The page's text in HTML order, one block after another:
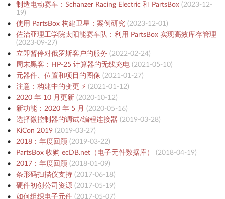
制造电动赛车：Schanzer Racing Electric 和 PartsBox(2023-12-
19)
使用 PartsBox 构建卫星：案例研究(2023-12-01)
佐治亚理工学院太阳能赛车队：利用 PartsBox 实现高效库存管理
(2023-09-27)
立即暂停对俄罗斯客户的服务 (2022-02-24)
周末黑客：HP-25 计算器的无线充电(2021-05-10)
元器件、位置和项目的图像 (2021-01-27)
注意：构建中的变更 ⚡️ (2021-01-12)
2020 年 10 月更新(2020-10-12)
新功能：2020 年 5 月 (2020-05-16)
选择微控制器的调试/编程连接器 (2019-03-28)
KiCon 2019(2019-03-27)
2018：年度回顾 (2019-03-22)
PartsBox 收购 ecDB.net（电子元件数据库）
(2018-04-19)
2017：年度回顾 (2018-01-09)
条形码扫描仪支持(2017-06-18)
硬件初创公司资源(2017-05-19)
如何组织电子元件(2017-05-07)